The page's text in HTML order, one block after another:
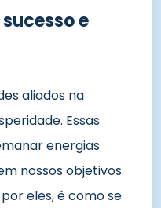
e
aliados na
Essas
energias
nossos objetivos.
eles, é como se